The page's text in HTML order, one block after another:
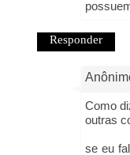
Responder
Como
outras
se eu